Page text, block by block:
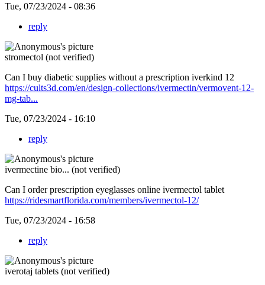
Tue, 07/23/2024 - 08:36
reply
stromectol (not verified)
Can I buy diabetic supplies without a prescription iverkind 12
https://cults3d.com/en/design-collections/ivermectin/vermovent-12-
mg-tab...
Tue, 07/23/2024 - 16:10
reply
ivermectine bio... (not verified)
Can I order prescription eyeglasses online ivermectol tablet
https://ridesmartflorida.com/members/ivermectol-12/
Tue, 07/23/2024 - 16:58
reply
iverotaj tablets (not verified)